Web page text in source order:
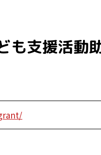
も支援活動